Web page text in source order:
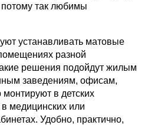
так любимы
устанавливать матовые
разной
решения подойдут жилым
заведениям, офисам,
в детских
медицинских или
Удобно, практично,